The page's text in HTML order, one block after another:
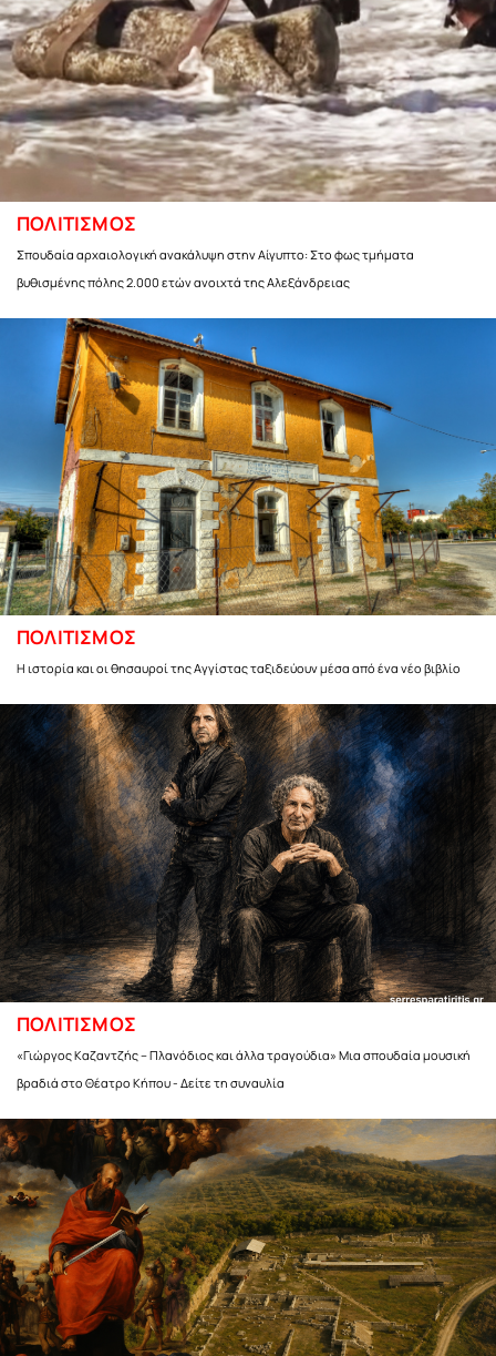
ΠΟΛΙΤΙΣΜΟΣ
Σπουδαία αρχαιολογική ανακάλυψη στην Αίγυπτο: Στο φως τμήματα
βυθισμένης πόλης 2.000 ετών ανοιχτά της Αλεξάνδρειας
ΠΟΛΙΤΙΣΜΟΣ
Η ιστορία και οι θησαυροί της Αγγίστας ταξιδεύουν μέσα από ένα νέο βιβλίο
ΠΟΛΙΤΙΣΜΟΣ
«Γιώργος Καζαντζής – Πλανόδιος και άλλα τραγούδια» Μια σπουδαία μουσική
βραδιά στο Θέατρο Κήπου - Δείτε τη συναυλία